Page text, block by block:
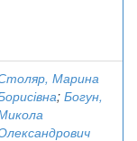
Марина
; Богун,